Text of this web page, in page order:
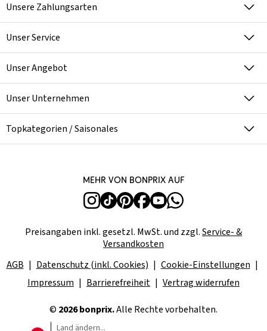
Unsere Zahlungsarten
Unser Service
Unser Angebot
Unser Unternehmen
Topkategorien / Saisonales
Mehr von bonprix auf
Preisangaben inkl. gesetzl. MwSt. und zzgl.Service- &
Versandkosten
AGB
Datenschutz (inkl. Cookies)
Cookie-Einstellungen
Impressum
Barrierefreiheit Vertrag widerrufen
© 2026 bonprix.Alle Rechte vorbehalten.
Land ändern...